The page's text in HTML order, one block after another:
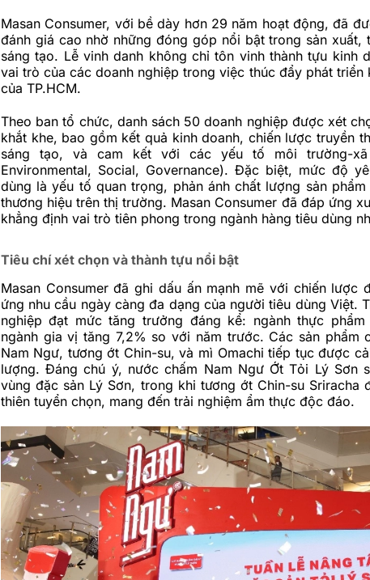
Masan Consumer, với bề dày hơn 29 năm hoạt động, đã
đánh giá cao nhờ những đóng góp nổi bật trong sản xuất,
sáng tạo. Lễ vinh danh không chỉ tôn vinh thành tựu kinh
vai trò của các doanh nghiệp trong việc thúc đẩy phát triển
của TP.HCM.
Theo ban tổ chức, danh sách 50 doanh nghiệp được xét
khắt khe, bao gồm kết quả kinh doanh, chiến lược truyền
sáng tạo, và cam kết với các yếu tố môi trường-
Environmental, Social, Governance). Đặc biệt, mức độ
dùng là yếu tố quan trọng, phản ánh chất lượng sản
thương hiệu trên thị trường. Masan Consumer đã đáp ứng
khẳng định vai trò tiên phong trong ngành hàng tiêu dùng
Tiêu chí xét chọn và thành tựu nổi bật
Masan Consumer đã ghi dấu ấn mạnh mẽ với chiến lược
ứng nhu cầu ngày càng đa dạng của người tiêu dùng Việt.
nghiệp đạt mức tăng trưởng đáng kể: ngành thực
ngành gia vị tăng 7,2% so với năm trước. Các sản phẩm
Nam Ngư, tương ớt Chin-su, và mì Omachi tiếp tục được
lượng. Đáng chú ý, nước chấm Nam Ngư Ớt Tỏi Lý Sơn
vùng đặc sản Lý Sơn, trong khi tương ớt Chin-su Sriracha
thiên tuyển chọn, mang đến trải nghiệm ẩm thực độc đáo.